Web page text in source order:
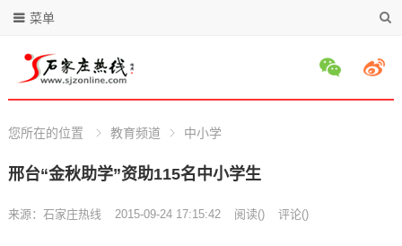
菜单
您所在的位置 教育频道 中小学
邢台“金秋助学”资助115名中小学生
来源： 石家庄热线 2015-09-24 17:15:42 阅读() 评论()